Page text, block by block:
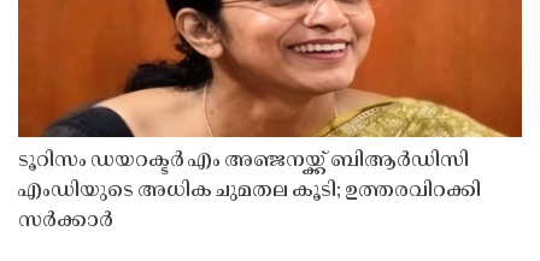
ടൂറിസം ഡയറക്ടർ എം അഞ്ജനയ്ക്ക് ബിആർഡിസി
എംഡിയുടെ അധിക ചുമതല കൂടി; ഉത്തരവിറക്കി
സർക്കാർ